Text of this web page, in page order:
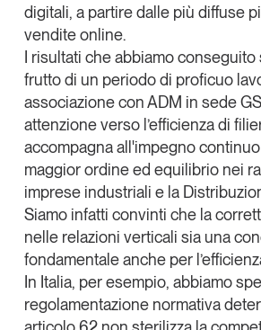
digitali, a partire dalle più diffuse
vendite online.
I risultati che abbiamo conseguito
frutto di un periodo di proficuo
associazione con ADM in sede
attenzione verso l’efficienza di
accompagna all'impegno
maggior ordine ed equilibrio nei
imprese industriali e la
Siamo infatti convinti che la
nelle relazioni verticali sia una
fondamentale anche per
In Italia, per esempio, abbiamo
regolamentazione normativa